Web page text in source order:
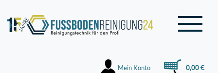
Mein Konto 0,00 €